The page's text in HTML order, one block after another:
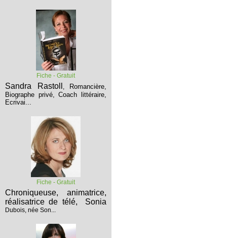
Fiche - Gratuit
Sandra Rastoll ,
Romancière,
Biographe privé, Coach littéraire,
Ecrivai...
Fiche - Gratuit
Chroniqueuse, animatrice,
réalisatrice de télé,
Sonia
Dubois, née Son...